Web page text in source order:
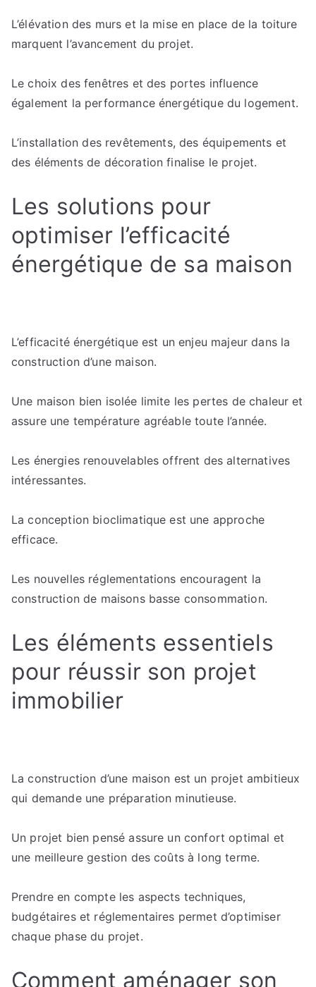
L’élévation des murs et la mise en place de la toiture
marquent l’avancement du projet.
Le choix des fenêtres et des portes influence
également la performance énergétique du logement.
L’installation des revêtements, des équipements et
des éléments de décoration finalise le projet.
Les solutions pour
optimiser l’efficacité
énergétique de sa maison
L’efficacité énergétique est un enjeu majeur dans la
construction d’une maison.
Une maison bien isolée limite les pertes de chaleur et
assure une température agréable toute l’année.
Les énergies renouvelables offrent des alternatives
intéressantes.
La conception bioclimatique est une approche
efficace.
Les nouvelles réglementations encouragent la
construction de maisons basse consommation.
Les éléments essentiels
pour réussir son projet
immobilier
La construction d’une maison est un projet ambitieux
qui demande une préparation minutieuse.
Un projet bien pensé assure un confort optimal et
une meilleure gestion des coûts à long terme.
Prendre en compte les aspects techniques,
budgétaires et réglementaires permet d’optimiser
chaque phase du projet.
Comment aménager son